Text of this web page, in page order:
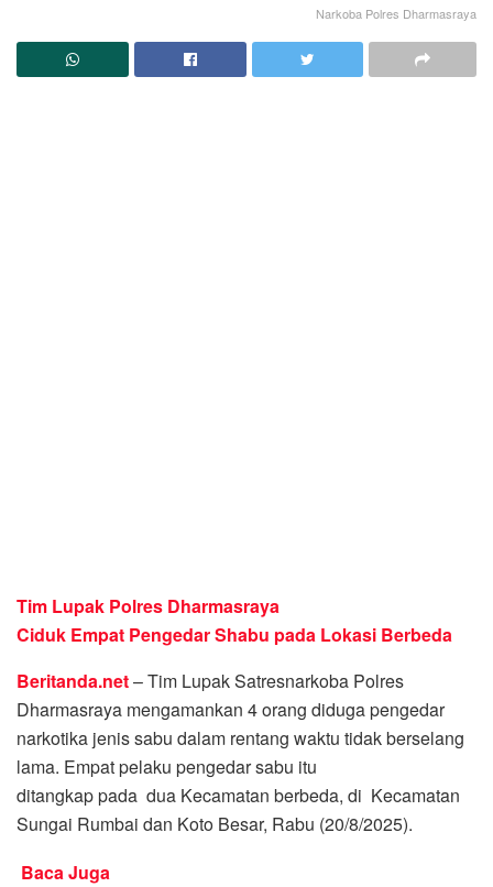
Narkoba Polres Dharmasraya
Tim Lupak Polres Dharmasraya
Ciduk Empat Pengedar Shabu pada Lokasi Berbeda
Beritanda.net– Tim Lupak Satresnarkoba Polres
Dharmasraya mengamankan 4 orang diduga pengedar
narkotika jenis sabu dalam rentang waktu tidak berselang
lama. Empat pelaku pengedar sabu itu
ditangkap pada dua Kecamatan berbeda, di Kecamatan
Sungai Rumbai dan Koto Besar, Rabu (20/8/2025).
Baca Juga